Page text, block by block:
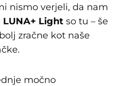
nismo verjeli, da nam
LUNA+ Light so tu – še
zračne kot naše
močno